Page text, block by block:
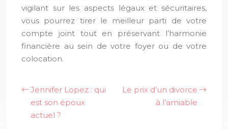
vigilant sur les aspects légaux et sécuritaires,
vous pourrez tirer le meilleur parti de votre
compte joint tout en préservant l’harmonie
financière au sein de votre foyer ou de votre
colocation.
Jennifer Lopez : qui
est son époux
actuel ?
Le prix d’un divorce
à l’amiable